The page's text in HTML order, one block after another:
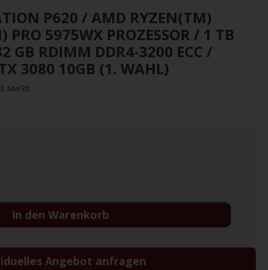
P620 / AMD RYZEN(TM)
PRO 5975WX PROZESSOR / 1 TB
GB RDIMM DDR4-3200 ECC /
3080 10GB (1. WAHL)
MwSt)
In den Warenkorb
Angebot anfragen